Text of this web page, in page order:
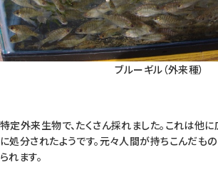
ブルーギル（外来種）
特定外来生物で、たくさん採れました。これは他
に処分されたようです。元々人間が持ちこんだも
られます。